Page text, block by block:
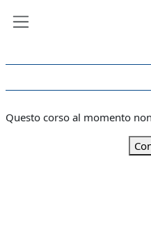
Questo corso al momento